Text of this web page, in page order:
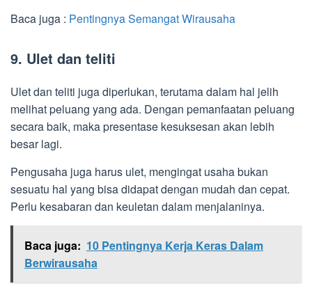
Baca juga : Pentingnya Semangat Wirausaha
9. Ulet dan teliti
Ulet dan teliti juga diperlukan, terutama dalam hal jelih
melihat peluang yang ada. Dengan pemanfaatan peluang
secara baik, maka presentase kesuksesan akan lebih
besar lagi.
Pengusaha juga harus ulet, mengingat usaha bukan
sesuatu hal yang bisa didapat dengan mudah dan cepat.
Perlu kesabaran dan keuletan dalam menjalaninya.
Baca juga: 10 Pentingnya Kerja Keras Dalam
Berwirausaha